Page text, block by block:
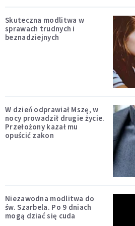
Skuteczna modlitwa w
sprawach trudnych i
beznadziejnych
W dzień odprawiał Mszę, w
nocy prowadził drugie życie.
Przełożony kazał mu
opuścić zakon
Niezawodna modlitwa do
św. Szarbela. Po 9 dniach
mogą dziać się cuda